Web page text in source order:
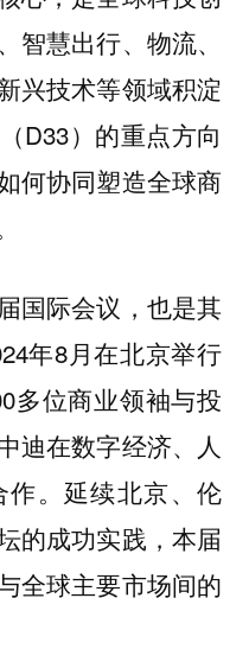
智慧出行、物流、
兴技术等领域积淀
D33）的重点方向
何协同塑造全球商
国际会议，也是其
年8月在北京举行
多位商业领袖与投
迪在数字经济、人
。延续北京、伦
的成功实践，本届
全球主要市场间的